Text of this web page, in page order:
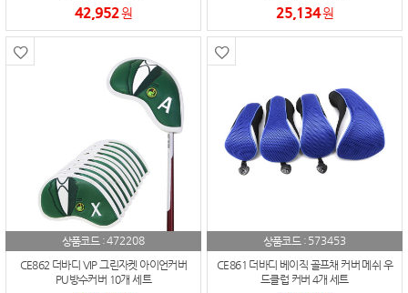
42,952원 25,134원
상품코드 :472208
CE862 더바디 VIP 그린자켓 아이언커버
PU방수커버 10개 세트
상품코드 : 573453
CE861 더바디 베이직 골프채 커버 메쉬 우
드클럽 커버 4개 세트